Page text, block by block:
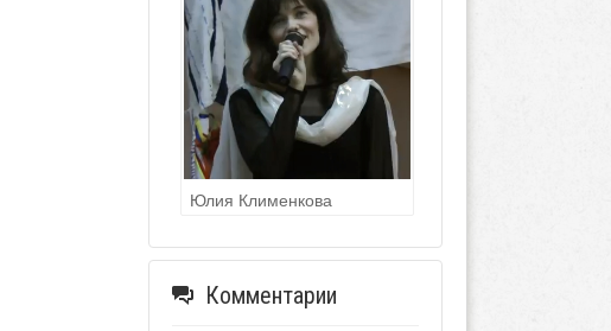
Юлия Клименкова
Комментарии